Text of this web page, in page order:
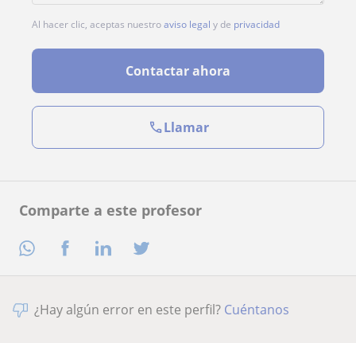
Comparte a este profesor
Al hacer clic, aceptas nuestroaviso legal y de privacidad
Contactar ahora
Llamar
¿Hay algún error en este perfil? Cuéntanos